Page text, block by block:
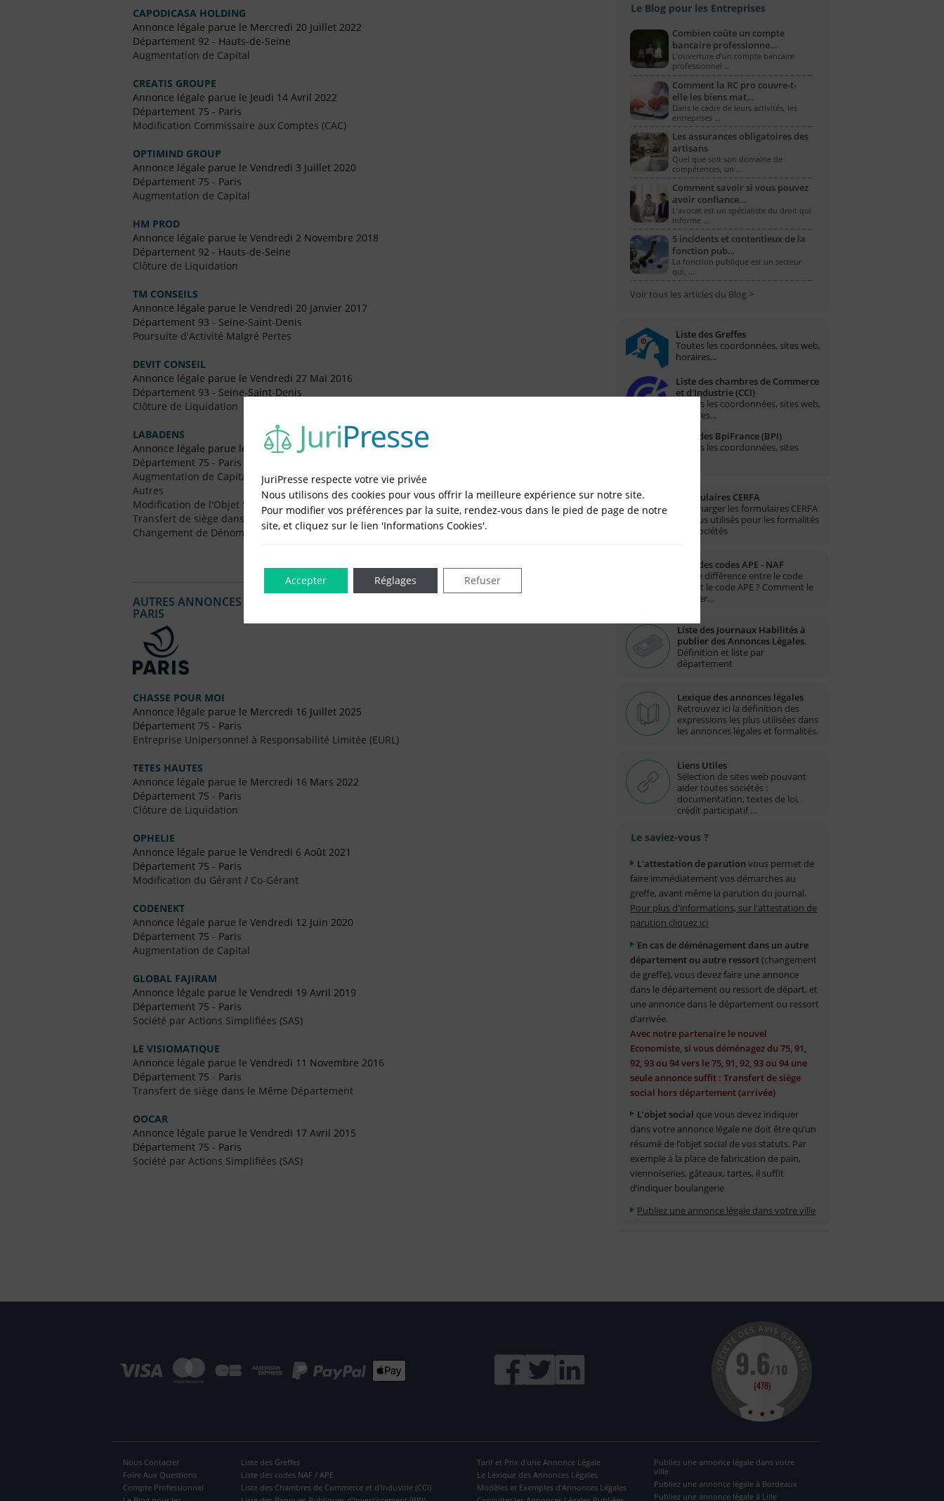
CAPODICASA HOLDING
Annonce légale parue le Mercredi 20 Juillet 2022
Département 92 - Hauts-de-Seine
Augmentation de Capital
CREATIS GROUPE
Annonce légale parue le Jeudi 14 Avril 2022
Département 75 - Paris
Modification Commissaire aux Comptes (CAC)
OPTIMIND GROUP
Annonce légale parue le Vendredi 3 Juillet 2020
Département 75 - Paris
Augmentation de Capital
HM PROD
Annonce légale parue le Vendredi 2 Novembre 2018
Département 92 - Hauts-de-Seine
Clôture de Liquidation
TM CONSEILS
Annonce légale parue le Vendredi 20 Janvier 2017
Département 93 - Seine-Saint-Denis
Poursuite d'Activité Malgré Pertes
DEVIT CONSEIL
Annonce légale parue le Vendredi 27 Mai 2016
Département 93 - Seine-Saint-Denis
Clôture de Liquidation
LABADENS
Annonce légale parue le Vendredi 18 Mars 2016
Département 75 - Paris
Augmentation de Capital
Autres
Modification de l'Objet Social
Transfert de siège dans le Même Département
Changement de Dénomination
AUTRES ANNONCES LÉGALES PUBLIÉES EN LIGNE DANS LE DÉPARTEMENT DU 75 -
PARIS
CHASSE POUR MOI
Annonce légale parue le Mercredi 16 Juillet 2025
Département 75 - Paris
Entreprise Unipersonnel à Responsabilité Limitée (EURL)
TETES HAUTES
Annonce légale parue le Mercredi 16 Mars 2022
Département 75 - Paris
Clôture de Liquidation
OPHELIE
Annonce légale parue le Vendredi 6 Août 2021
Département 75 - Paris
Modification du Gérant / Co-Gérant
CODENEKT
Annonce légale parue le Vendredi 12 Juin 2020
Département 75 - Paris
Augmentation de Capital
GLOBAL FAJIRAM
Annonce légale parue le Vendredi 19 Avril 2019
Département 75 - Paris
Société par Actions Simplifiées (SAS)
LE VISIOMATIQUE
Annonce légale parue le Vendredi 11 Novembre 2016
Département 75 - Paris
Transfert de siège dans le Même Département
OOCAR
Annonce légale parue le Vendredi 17 Avril 2015
Département 75 - Paris
Société par Actions Simplifiées (SAS)
Le Blog pour les Entreprises
Combien coûte un compte
bancaire professionne…
L’ouverture d’un compte bancaire
professionnel …
Comment la RC pro couvre-t-
elle les biens mat…
Dans le cadre de leurs activités, les
entreprises …
Les assurances obligatoires des
artisans
Quel que soit son domaine de
compétences, un …
Comment savoir si vous pouvez
avoir confiance…
L'avocat est un spécialiste du droit qui
informe …
5 incidents et contentieux de la
fonction pub…
La fonction publique est un secteur
qui, …
Voir tous les articles du Blog >
Liste des Greffes
Toutes les coordonnées, sites web,
horaires...
Liste des chambres de Commerce
et d'Industrie (CCI)
Toutes les coordonnées, sites web,
horaires...
Liste des BpiFrance (BPI)
Toutes les coordonnées, sites
Formulaires CERFA
Télécharger les formulaires CERFA
les plus utilisés pour les formalités
des sociétés
Liste des codes APE - NAF
Quelle différence entre le code
NAF et le code APE ? Comment le
trouver…
Liste des Journaux Habilités à
publier des Annonces Légales.
Définition et liste par
département
Lexique des annonces légales
Retrouvez ici la définition des
expressions les plus utilisées dans
les annonces légales et formalités.
Liens Utiles
Sélection de sites web pouvant
aider toutes sociétés :
documentation, textes de loi,
crédit participatif ...
Le saviez-vous ?
L'attestation de parution vous permet de
faire immédiatement vos démarches au
greffe, avant même la parution du journal.
Pour plus d'informations, sur l'attestation de
parution cliquez ici
En cas de déménagement dans un autre
département ou autre ressort(changement
de greffe), vous devez faire une annonce
dans le département ou ressort de départ, et
une annonce dans le département ou ressort
d’arrivée.
Avec notre partenaire le nouvel
Economiste, si vous déménagez du 75, 91,
92, 93 ou 94 vers le 75, 91, 92, 93 ou 94 une
seule annonce suffit : Transfert de siège
social hors département (arrivée)
L’objet social que vous devez indiquer
dans votre annonce légale ne doit être qu’un
résumé de l’objet social de vos statuts. Par
exemple à la place de fabrication de pain,
viennoiseries, gâteaux, tartes, il suffit
d’indiquer boulangerie
Publiez une annonce légale dans votre ville
Nous Contacter
Foire Aux Questions
Compte Professionnel
Liste des Greffes
Liste des codes NAF / APE
Liste des Chambres de Commerce et d'Industrie (CCI)
Tarif et Prix d'une Annonce Légale
Le Lexique des Annonces Légales
Modèles et Exemples d'Annonces Légales
Publiez une annonce légale dans votre
ville
Publiez une annonce légale à Bordeaux
Publiez une annonce légale à Lille
JuriPresse respecte votre vie privée
Nous utilisons des cookies pour vous offrir la meilleure expérience sur notre site.
Pour modifier vos préférences par la suite, rendez-vous dans le pied de page de notre
site, et cliquez sur le lien 'Informations Cookies'.
Accepter Refuser
Réglages